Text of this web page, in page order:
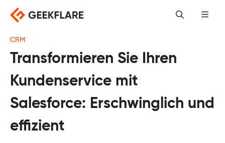
Skip
content
CRM
Transformieren Sie Ihren
Kundenservice mit
Salesforce: Erschwinglich und
effizient